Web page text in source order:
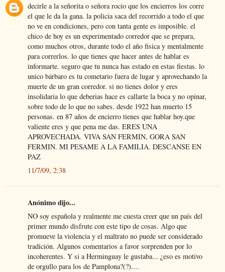
decirle a la señorita o señora rocio que los encierros los corre
el que le da la gana. la policia saca del recorrido a todo el que
no ve en condiciones, pero con tanta gente es imposible. el
chico de hoy es un experimentado corredor que se prepara,
como muchos otros, durante todo el año fisica y mentalmente
para correrlos. lo que tienes que hacer antes de hablar es
informarte. seguro que tu nunca has estado en estas fiestas. lo
unico bárbaro es tu cometario fuera de lugar y aprovechando la
muerte de un gran corredor. si no tienes dolor y eres
insolidaria lo que deberias hace es callarte la boca y no opinar,
sobre todo de lo que no sabes. desde 1922 han muerto 15
personas. en 87 años de encierro tienes que hablar hoy.que
valiente eres y que pena me das. ERES UNA
APROVECHADA. VIVA SAN FERMIN, GORA SAN
FERMIN. MI PESAME A LA FAMILIA. DESCANSE EN
PAZ
11/7/09, 2:38
Anónimo dijo...
NO soy española y realmente me cuesta creer que un país del
primer mundo disfrute con este tipo de cosas. Algo que
promueve la violencia y el maltrato no puede ser considerado
tradición. Algunos comentarios a favor sorprenden por lo
incoherentes. Y si a Herminguay le gustaba... ¿eso es motivo
de orgullo para los de Pamplona?(?)....